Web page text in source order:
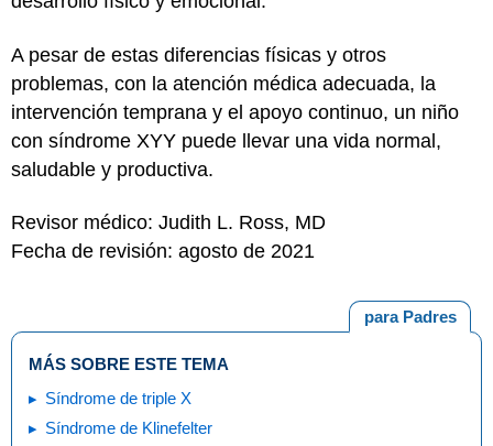
A pesar de estas diferencias físicas y otros
problemas, con la atención médica adecuada, la
intervención temprana y el apoyo continuo, un niño
con síndrome XYY puede llevar una vida normal,
saludable y productiva.
Revisor médico: Judith L. Ross, MD
Fecha de revisión: agosto de 2021
para Padres
MÁS SOBRE ESTE TEMA
Síndrome de triple X
Síndrome de Klinefelter